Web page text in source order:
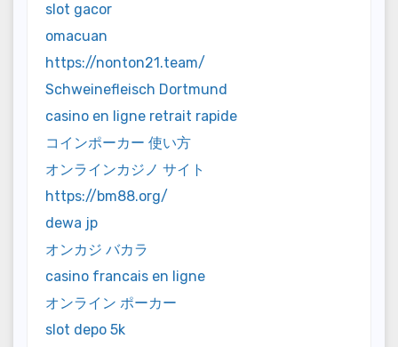
slot gacor
omacuan
https://nonton21.team/
Schweinefleisch Dortmund
casino en ligne retrait rapide
コインポーカー 使い方
オンラインカジノ サイト
https://bm88.org/
dewa jp
オンカジ バカラ
casino francais en ligne
オンライン ポーカー
slot depo 5k